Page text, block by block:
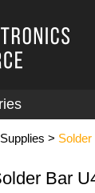
Supplies > Solder
Bar